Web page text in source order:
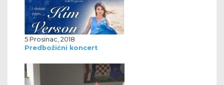
5 Prosinac, 2018
Predbožićni koncert